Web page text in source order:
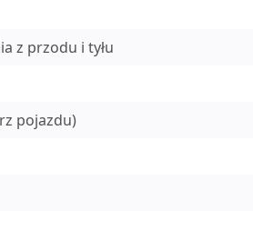
z przodu i tyłu
pojazdu)